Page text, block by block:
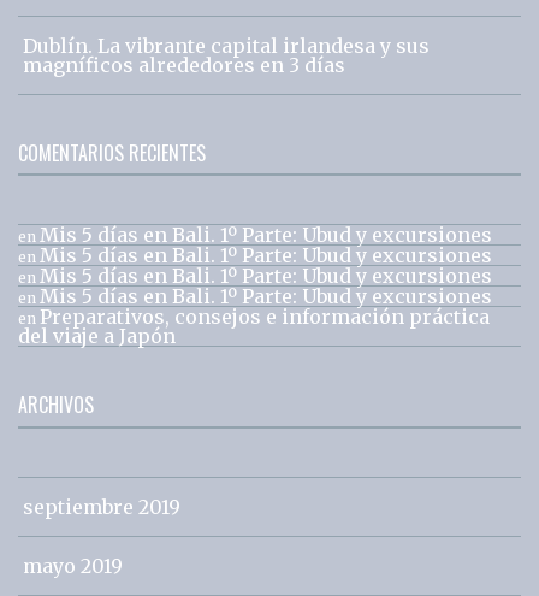
Dublín. La vibrante capital irlandesa y sus
magníficos alrededores en 3 días
COMENTARIOS RECIENTES
en Mis 5 días en Bali. 1º Parte: Ubud y excursiones
en Mis 5 días en Bali. 1º Parte: Ubud y excursiones
en Mis 5 días en Bali. 1º Parte: Ubud y excursiones
en Mis 5 días en Bali. 1º Parte: Ubud y excursiones
en Preparativos, consejos e información práctica
del viaje a Japón
ARCHIVOS
septiembre 2019
mayo 2019